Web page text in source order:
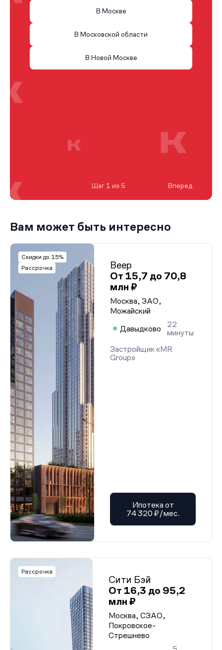
В Москве
В Московской области
В Новой Москве
Шаг 1 из 5 Вперед
Вам может быть интересно
Скидки до 15%
Рассрочка
Веер
От 15,7 до 70,8
млн ₽
Москва, ЗАО,
Можайский
Давыдково
22
минуты
Застройщик «MR
Group»
Ипотека от
74 320 ₽/мес.
Рассрочка
Сити Бэй
От 16,3 до 95,2
млн ₽
Москва, СЗАО,
Покровское-
Стрешнево